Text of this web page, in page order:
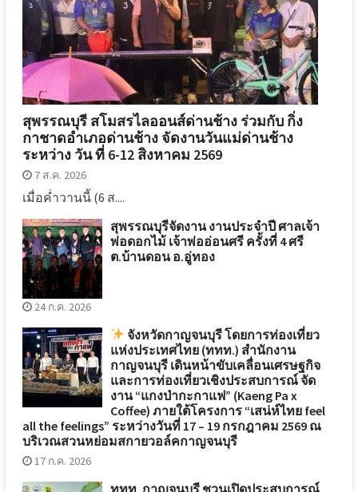
สุพรรณบุรี สโมสรไลออนส์ด่านช้าง ร่วมกับ กิ่ง
กาชาดอำเภอด่านช้าง จัดงานวันแม่ด่านช้าง
ระหว่าง วัน ที่ 6-12 สิงหาคม 2569
7 ส.ค. 2026
เมื่อค่ำวานนี้ (6 ส....
สุพรรณบุรีจัดงาน งานประจำปี ศาลเจ้า
พ่อดอกไม้ เจ้าพ่ออ่อนศรี ครั้งที่ 4 ศรี
ต.บ้านดอน อ.อู่ทอง
24 ก.ค. 2026
จังหวัดกาญจนบุรี โดยการท่องเที่ยว
แห่งประเทศไทย (ททท.) สำนักงาน
กาญจนบุรี เดินหน้าขับเคลื่อนเศรษฐกิจ
และการท่องเที่ยวเชิงประสบการณ์ จัด
งาน “แกงป่ากะกาแฟ” (Kaeng Pa x
Coffee) ภายใต้โครงการ “เสน่ห์ไทย feel
all the feelings” ระหว่างวันที่ 17 – 19 กรกฎาคม 2569 ณ
บริเวณสวนหย่อมสกายวอล์คกาญจนบุรี
17 ก.ค. 2026
ททท. กาญจนบุรี ชวนเปิดประสบการณ์